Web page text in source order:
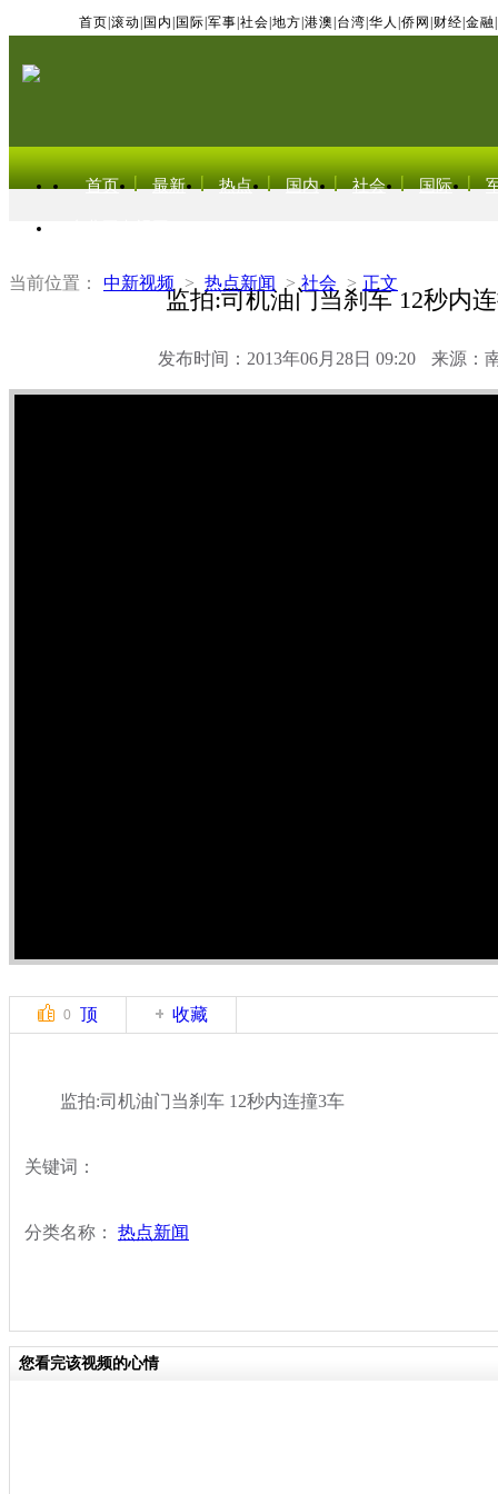
首页 滚动 国内 国际 军事 社会 地方 港澳 台湾 华人 侨网 财经 金融
首页 最新 热点 国内 社会 国际
当前位置： 中新视频 > 热点新闻 > 社会 > 正文
监拍:司机油门当刹车 12秒内
发布时间：2013年06月28日 09:20 来源：
0 顶 收藏
监拍:司机油门当刹车 12秒内连撞3车
关键词：
分类名称： 热点新闻
您看完该视频的心情